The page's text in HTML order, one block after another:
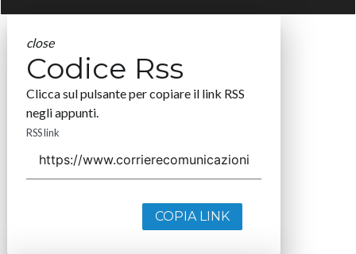
close
Codice Rss
Clicca sul pulsante per copiare il link RSS
negli appunti.
RSS link
COPIA LINK